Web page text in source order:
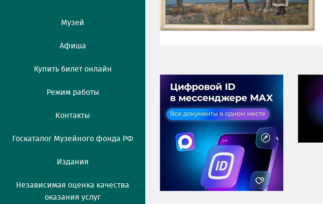
Музей
Афиша
Купить билет онлайн
Режим работы
Контакты
Госкаталог Музейного фонда РФ
Издания
Независимая оценка качества
оказания услуг